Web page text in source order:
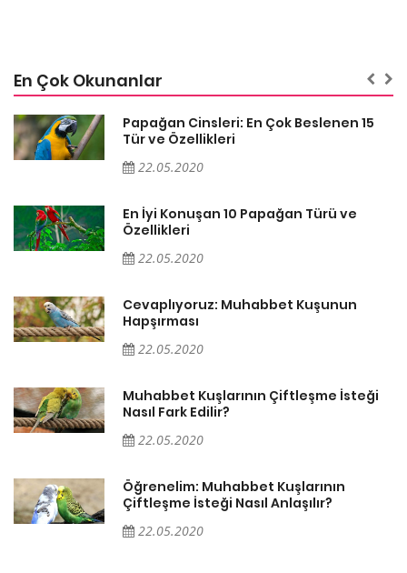
En Çok Okunanlar
Papağan Cinsleri: En Çok Beslenen 15
Tür ve Özellikleri
22.05.2020
En İyi Konuşan 10 Papağan Türü ve
Özellikleri
22.05.2020
Cevaplıyoruz: Muhabbet Kuşunun
Hapşırması
22.05.2020
Muhabbet Kuşlarının Çiftleşme İsteği
Nasıl Fark Edilir?
22.05.2020
Öğrenelim: Muhabbet Kuşlarının
Çiftleşme İsteği Nasıl Anlaşılır?
22.05.2020